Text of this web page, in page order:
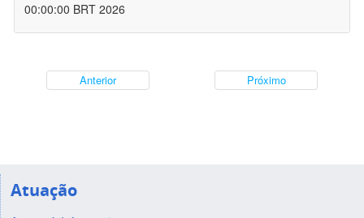
00:00:00 BRT 2026
Anterior Próximo
Atuação